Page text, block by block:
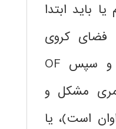
باید ابتدا
فضای کروی
نمونه برداری کرده و سپس OF
مشکل و
است)، یا